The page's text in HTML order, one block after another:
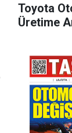
Toyota
Üretime